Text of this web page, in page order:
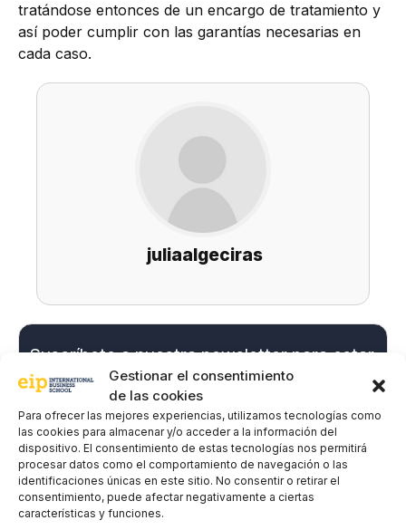
Gestionar el consentimiento
de las cookies
Para ofrecer las mejores experiencias, utilizamos tecnologías como
las cookies para almacenar y/o acceder a la información del
dispositivo. El consentimiento de estas tecnologías nos permitirá
procesar datos como el comportamiento de navegación o las
identificaciones únicas en este sitio. No consentir o retirar el
consentimiento, puede afectar negativamente a ciertas
características y funciones.
tratándose entonces de un encargo de tratamiento y
así poder cumplir con las garantías necesarias en
cada caso.
juliaalgeciras
Suscríbete a nuestra newsletter para estar
al día de todas las novedades
Nombre y apellidos*
Correo electrónico